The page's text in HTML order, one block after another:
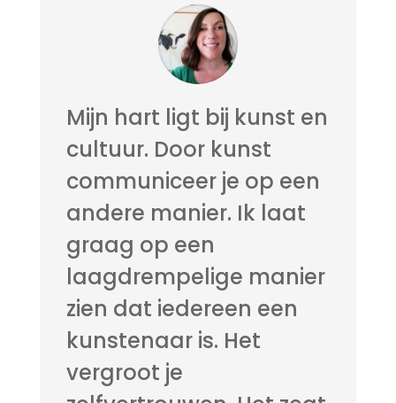
Mijn hart ligt bij kunst en
cultuur. Door kunst
communiceer je op een
andere manier. Ik laat
graag op een
laagdrempelige manier
zien dat iedereen een
kunstenaar is. Het
vergroot je